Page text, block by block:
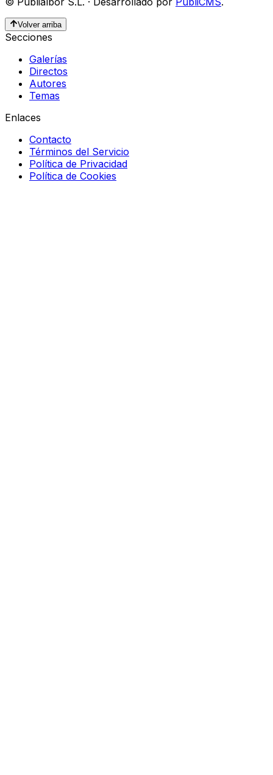
Volver arriba
Secciones
Galerías
Directos
Autores
Temas
Enlaces
Contacto
Términos del Servicio
Política de Privacidad
Política de Cookies